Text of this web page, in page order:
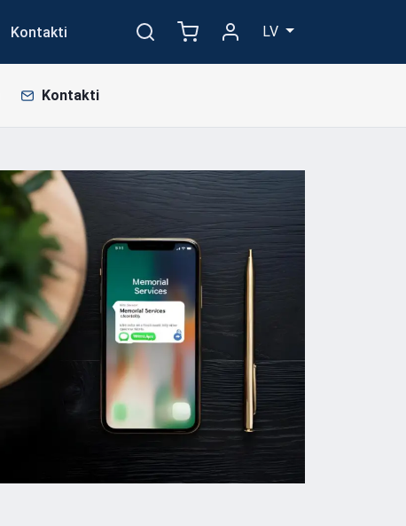
Kontakti LV
Kontakti